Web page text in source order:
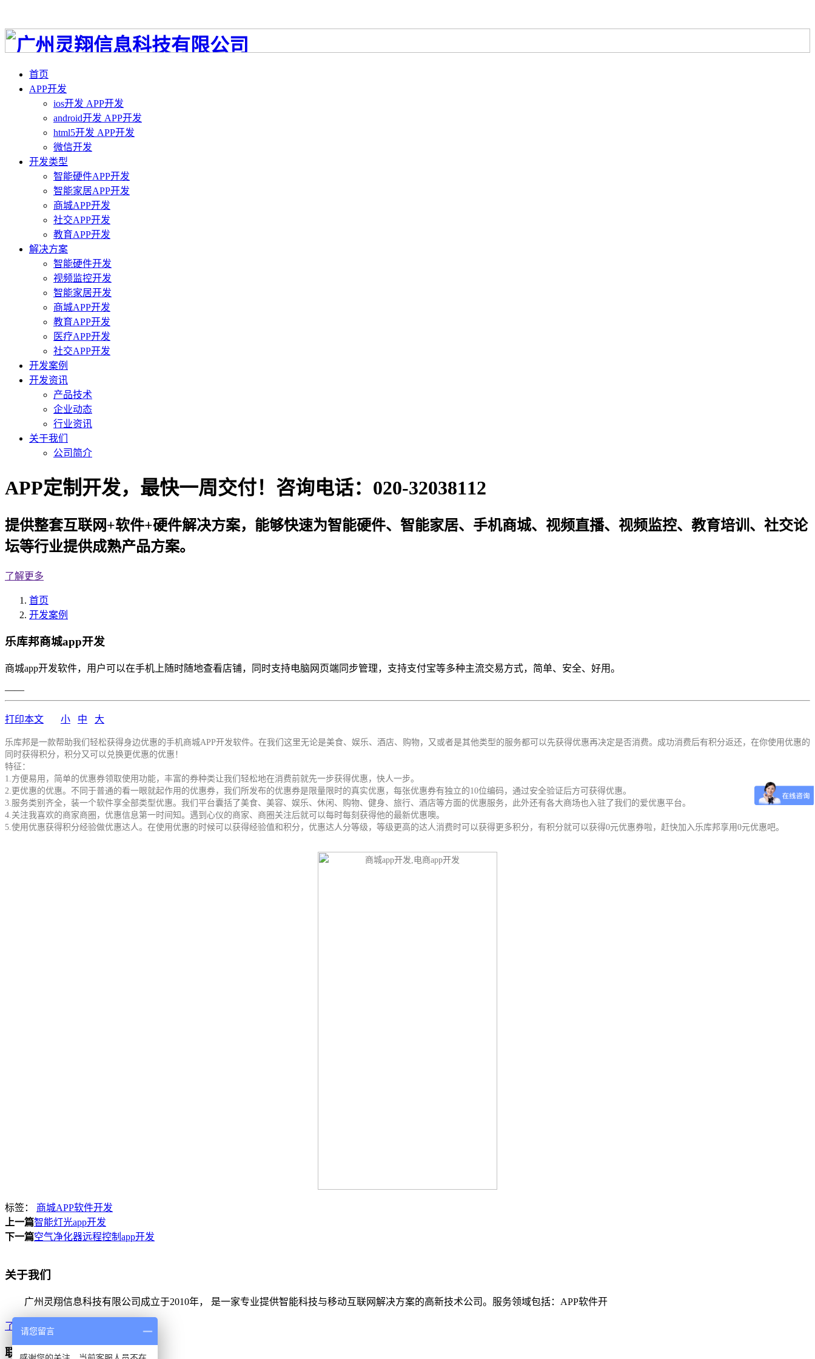
首页
APP开发
ios开发 APP开发
android开发 APP开发
html5开发 APP开发
微信开发
开发类型
智能硬件APP开发
智能家居APP开发
商城APP开发
社交APP开发
教育APP开发
解决方案
智能硬件开发
视频监控开发
智能家居开发
商城APP开发
教育APP开发
医疗APP开发
社交APP开发
开发案例
开发资讯
产品技术
企业动态
行业资讯
关于我们
公司简介
APP定制开发，最快一周交付！咨询电话：020-32038112
提供整套互联网+软件+硬件解决方案，能够快速为智能硬件、智能家居、手机商城、视频直播、视频监控、教育培训、社交论
坛等行业提供成熟产品方案。
了解更多
首页
开发案例
乐库邦商城app开发
商城app开发软件，用户可以在手机上随时随地查看店铺，同时支持电脑网页端同步管理，支持支付宝等多种主流交易方式，简单、安全、好用。
——
打印本文 小 中 大
乐库邦是一款帮助我们轻松获得身边优惠的手机商城APP开发软件。在我们这里无论是美食、娱乐、酒店、购物，又或者是其他类型的服务都可以先获得优惠再决定是否消费。成功消费后有积分返还，在你使用优惠的
同时获得积分，积分又可以兑换更优惠的优惠！
特征：
1.方便易用，简单的优惠券领取使用功能，丰富的券种类让我们轻松地在消费前就先一步获得优惠，快人一步。
2.更优惠的优惠。不同于普通的看一眼就起作用的优惠券，我们所发布的优惠券是限量限时的真实优惠，每张优惠券有独立的10位编码，通过安全验证后方可获得优惠。
3.服务类别齐全，装一个软件享全部类型优惠。我们平台囊括了美食、美容、娱乐、休闲、购物、健身、旅行、酒店等方面的优惠服务，此外还有各大商场也入驻了我们的爱优惠平台。
4.关注我喜欢的商家商圈，优惠信息第一时间知。遇到心仪的商家、商圈关注后就可以每时每刻获得他的最新优惠噢。
5.使用优惠获得积分经验做优惠达人。在使用优惠的时候可以获得经验值和积分，优惠达人分等级，等级更高的达人消费时可以获得更多积分，有积分就可以获得0元优惠券啦，赶快加入乐库邦享用0元优惠吧。
标签： 商城APP软件开发
上一篇智能灯光app开发
下一篇空气净化器远程控制app开发
关于我们
广州灵翔信息科技有限公司成立于2010年， 是一家专业提供智能科技与移动互联网解决方案的高新技术公司。服务领域包括：APP软件开
了解更多
联系我们
请您留言